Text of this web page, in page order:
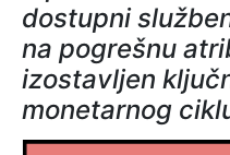
dostupni
na pogrešnu
izostavljen
monetarnog